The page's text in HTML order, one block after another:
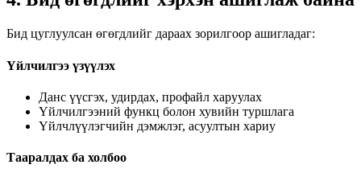
Бид цуглуулсан өгөгдлийг дараах зорилгоор ашигладаг:
Үйлчилгээ үзүүлэх
Данс үүсгэх, удирдах, профайл харуулах
Үйлчилгээний функц болон хувийн туршлага
Үйлчлүүлэгчийн дэмжлэг, асуултын хариу
Тааралдах ба холбоо